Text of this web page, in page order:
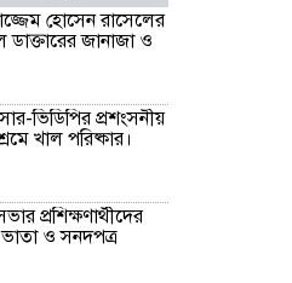
হোসেন রাসেলের
জানাজা ও
ভিডিপির প্রশংসনীয়
খাল পরিষ্কার।
প্রশিক্ষণার্থীদের
ও সনদপত্র